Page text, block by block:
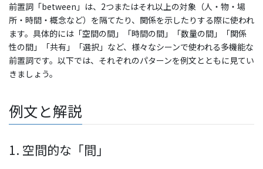
前置詞「between」は、2つまたはそれ以上の対象（人・物・場
所・時間・概念など）を隔てたり、関係を示したりする際に使われ
ます。具体的には「空間の間」「時間の間」「数量の間」「関係
性の間」「共有」「選択」など、様々なシーンで使われる多機能な
前置詞です。以下では、それぞれのパターンを例文とともに見てい
きましょう。
例文と解説
1. 空間的な「間」